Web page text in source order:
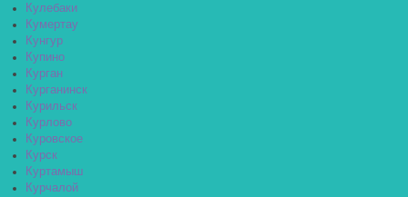
Кулебаки
Кумертау
Кунгур
Купино
Курган
Курганинск
Курильск
Курлово
Куровское
Курск
Куртамыш
Курчалой